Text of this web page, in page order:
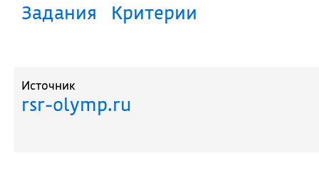
Задания Критерии
Источник
rsr-olymp.ru